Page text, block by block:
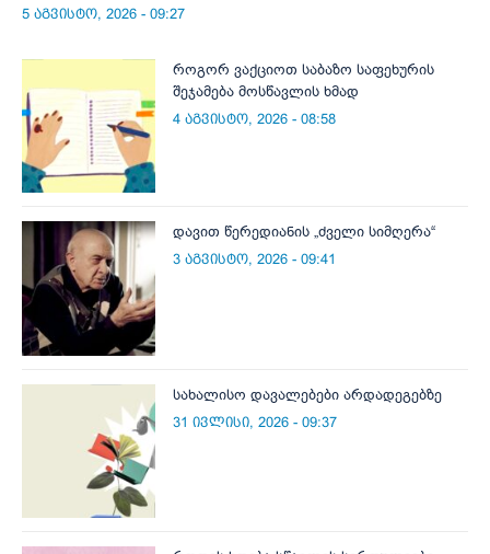
5 აგვისტო, 2026 - 09:27
როგორ ვაქციოთ საბაზო საფეხურის
შეჯამება მოსწავლის ხმად
4 აგვისტო, 2026 - 08:58
დავით წერედიანის „ძველი სიმღერა“
3 აგვისტო, 2026 - 09:41
სახალისო დავალებები არდადეგებზე
31 ივლისი, 2026 - 09:37